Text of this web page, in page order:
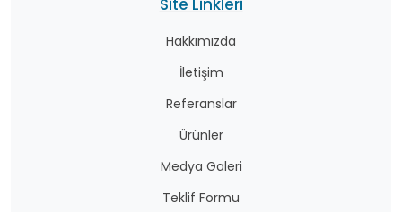
hayati öneme sahip olan araçlardır. Bu bariyerler,
korunması ve insan sağlığının korunmasına katkıda
Site Linkleri
Hakkımızda
İletişim
Referanslar
Ürünler
Medya Galeri
Teklif Formu